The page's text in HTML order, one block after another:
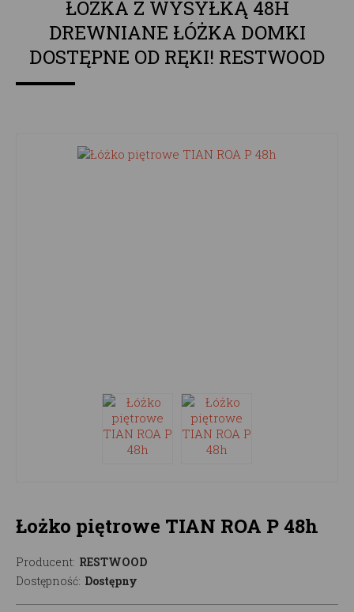
ŁÓŻKA Z WYSYŁKĄ 48H
DREWNIANE ŁÓŻKA DOMKI
DOSTĘPNE OD RĘKI! RESTWOOD
Łożko piętrowe TIAN ROA P 48h
Producent: RESTWOOD
Dostępność: Dostępny